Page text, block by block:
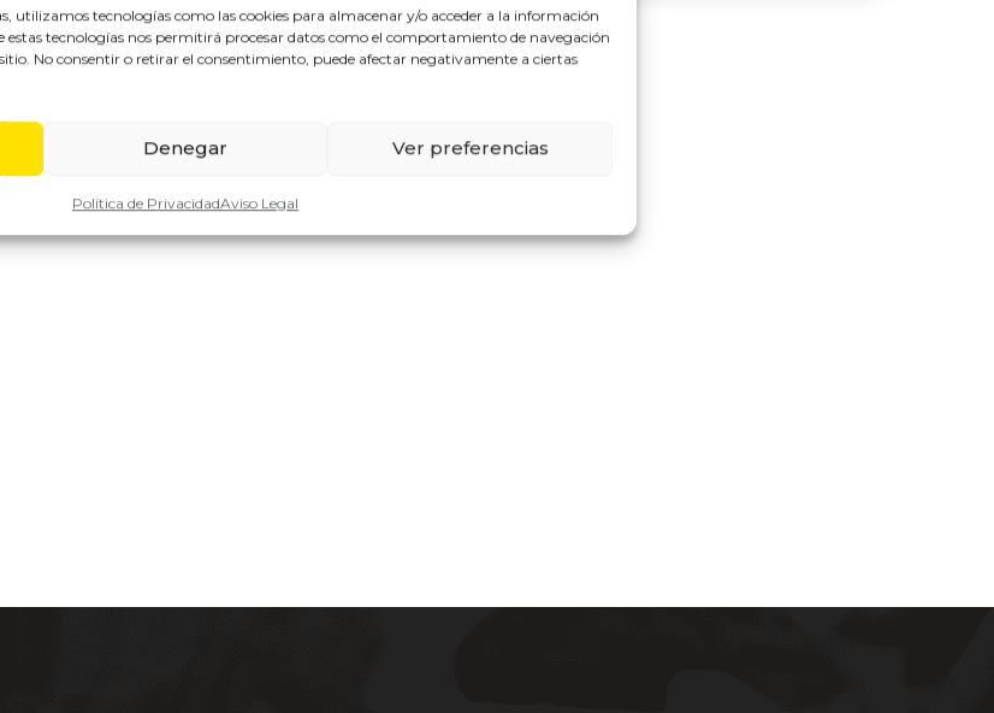
utilizamos tecnologías como las cookies para almacenar y/o acceder a la información
estas tecnologías nos permitirá procesar datos como el comportamiento de navegación
No consentir o retirar el consentimiento, puede afectar negativamente a ciertas
Denegar Ver preferencias
Política de PrivacidadAviso Legal